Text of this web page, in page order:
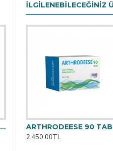
SHİNA DERM BEYAZLATICI KREM 100ML
İLGILENEBILECEĞINIZ
2.450,00TL